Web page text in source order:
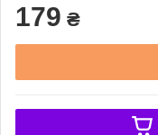
179 ₴